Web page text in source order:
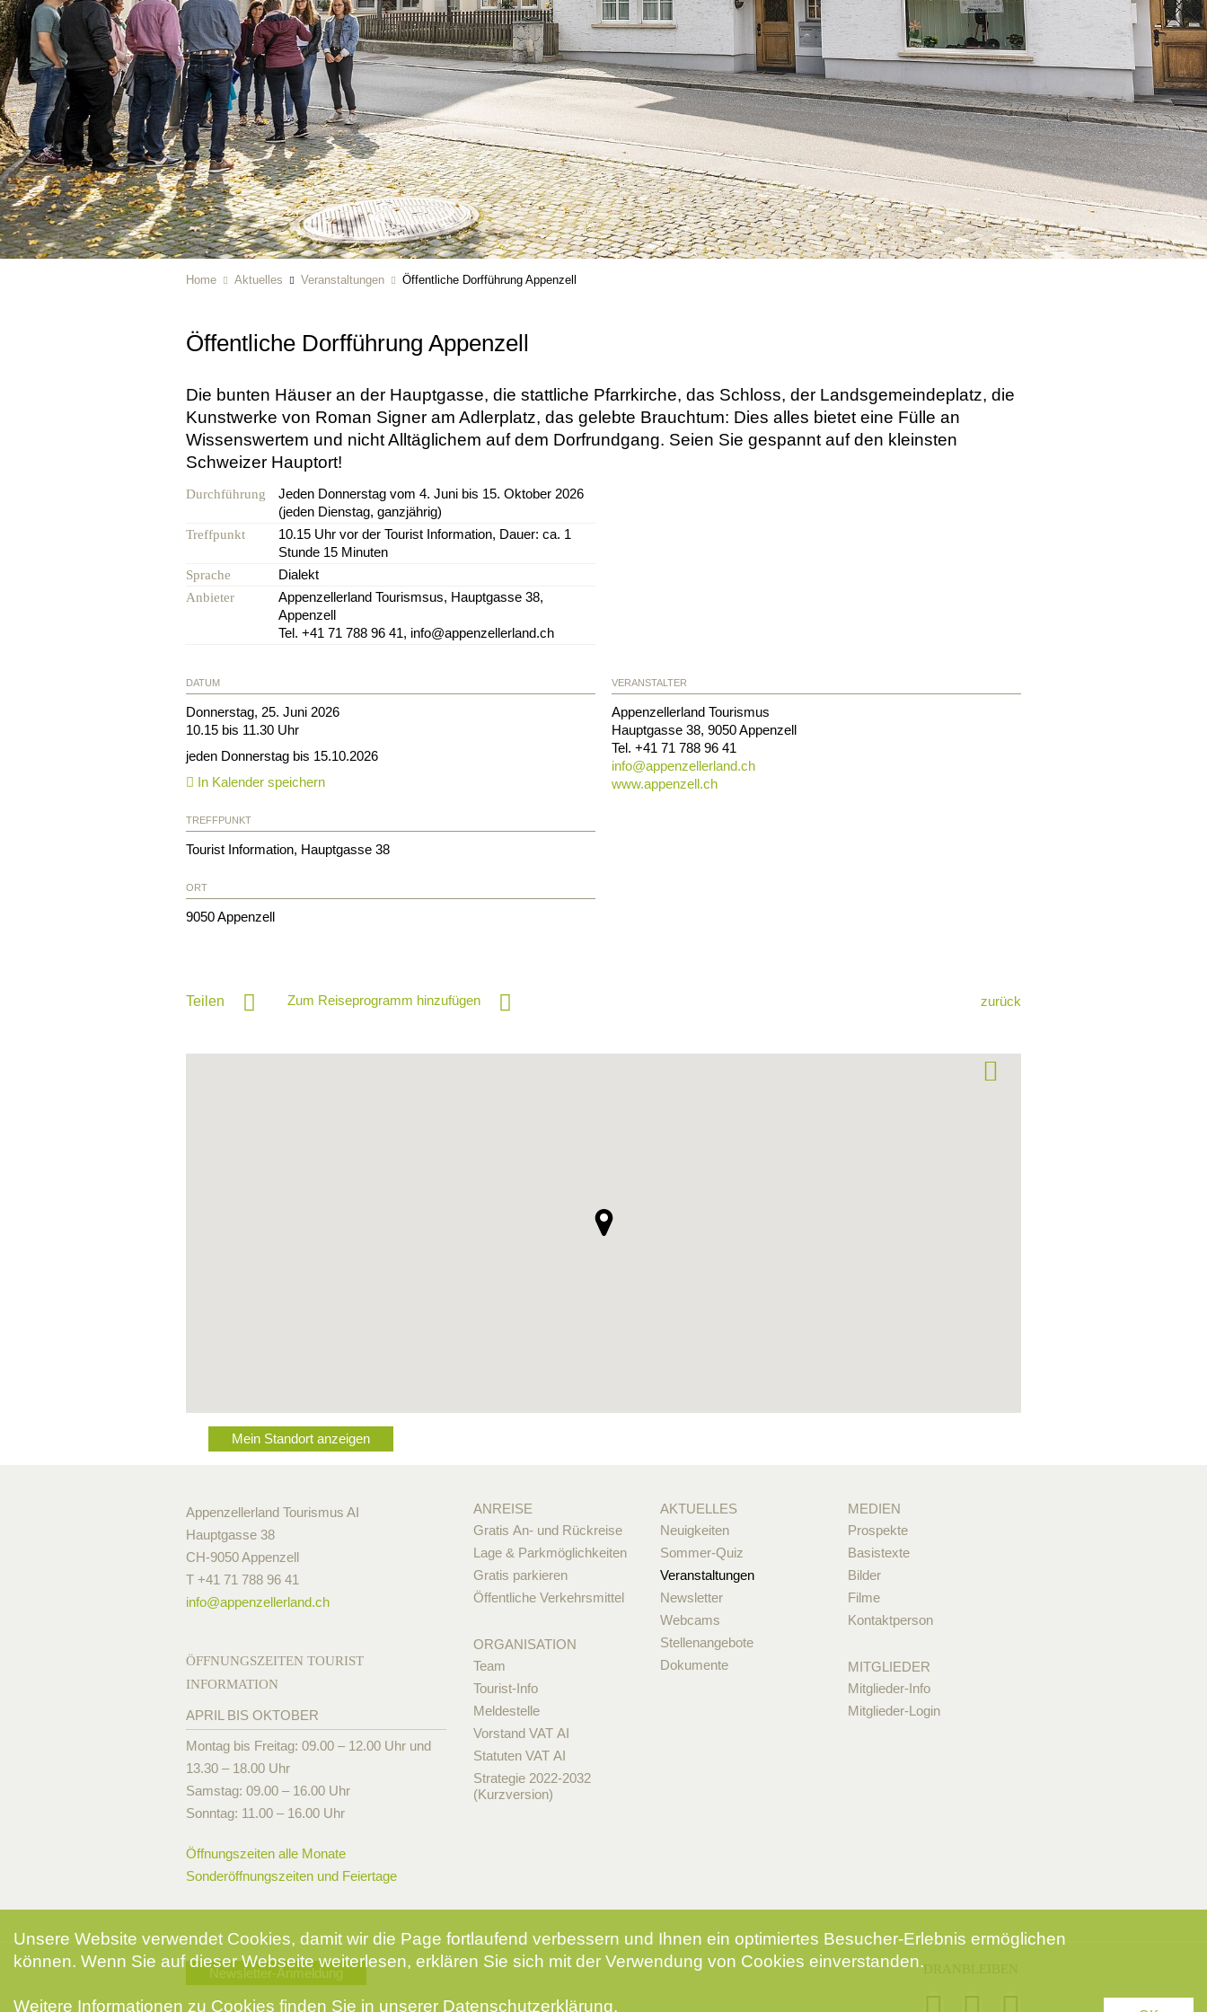
Home Aktuelles Veranstaltungen Öffentliche Dorfführung Appenzell
Öffentliche Dorfführung Appenzell
Die bunten Häuser an der Hauptgasse, die stattliche Pfarrkirche, das Schloss, der Landsgemeindeplatz, die
Kunstwerke von Roman Signer am Adlerplatz, das gelebte Brauchtum: Dies alles bietet eine Fülle an
Wissenswertem und nicht Alltäglichem auf dem Dorfrundgang. Seien Sie gespannt auf den kleinsten
Schweizer Hauptort!
Durchführung
Jeden Donnerstag vom 4. Juni bis 15. Oktober 2026
(jeden Dienstag, ganzjährig)
Treffpunkt
10.15 Uhr vor der Tourist Information, Dauer: ca. 1
Stunde 15 Minuten
Sprache Dialekt
Anbieter
Appenzellerland Tourismsus, Hauptgasse 38,
Appenzell
Tel. +41 71 788 96 41, info@appenzellerland.ch
DATUM
Donnerstag, 25. Juni 2026
10.15 bis 11.30 Uhr
jeden Donnerstag bis 15.10.2026
In Kalender speichern
TREFFPUNKT
Tourist Information, Hauptgasse 38
ORT
9050Appenzell
VERANSTALTER
Appenzellerland Tourismus
Hauptgasse 38,9050Appenzell
Tel.+41 71 788 96 41
info@appenzellerland.ch
www.appenzell.ch
Teilen Zum Reiseprogramm hinzufügen zurück
Mein Standort anzeigen
Appenzellerland Tourismus AI
Hauptgasse 38
CH-9050 Appenzell
T +41 71 788 96 41
info@appenzellerland.ch
ÖFFNUNGSZEITEN TOURIST
INFORMATION
APRIL BIS OKTOBER
Montag bis Freitag: 09.00 – 12.00 Uhr und
13.30 – 18.00 Uhr
Samstag: 09.00 – 16.00 Uhr
Sonntag: 11.00 – 16.00 Uhr
Öffnungszeiten alle Monate
Sonderöffnungszeiten und Feiertage
ANREISE
Gratis An- und Rückreise
Lage & Parkmöglichkeiten
Gratis parkieren
Öffentliche Verkehrsmittel
ORGANISATION
Team
Tourist-Info
Meldestelle
Vorstand VAT AI
Statuten VAT AI
Strategie 2022-2032
(Kurzversion)
AKTUELLES
Neuigkeiten
Sommer-Quiz
Veranstaltungen
Newsletter
Webcams
Stellenangebote
Dokumente
MEDIEN
Prospekte
Basistexte
Bilder
Filme
Kontaktperson
MITGLIEDER
Mitglieder-Info
Mitglieder-Login
Newsletter-Anmeldung
Unsere Website verwendet Cookies, damit wir die Page fortlaufend verbessern und Ihnen ein optimiertes Besucher-Erlebnis ermöglichen
können. Wenn Sie auf dieser Webseite weiterlesen, erklären Sie sich mit der Verwendung von Cookies einverstanden.
Weitere Informationen zu Cookies finden Sie in unserer Datenschutzerklärung.